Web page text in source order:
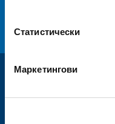
Статистически
Маркетингови
Прочетох и приемам